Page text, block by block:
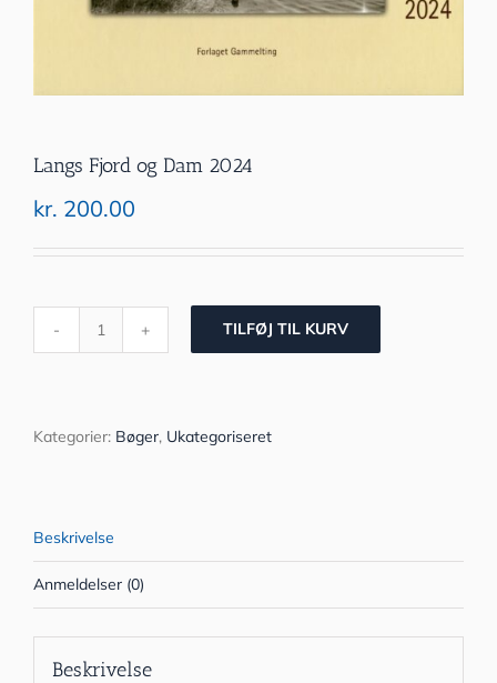
Langs Fjord og Dam 2024
kr. 200.00
Langs
2024
TILFØJ TIL KURV
Kategorier: Bøger, Ukategoriseret
Beskrivelse
Anmeldelser (0)
Beskrivelse